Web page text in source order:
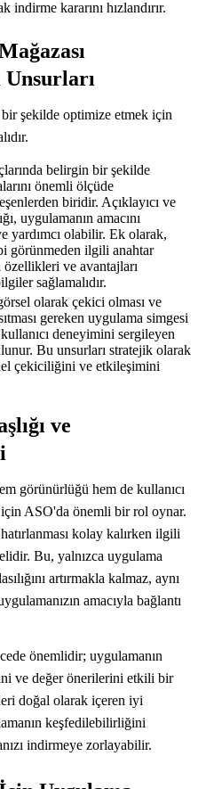
indirme kararını hızlandırır.
Unsurları
şekilde optimize etmek için
belirgin bir şekilde
önemli ölçüde
biridir. Açıklayıcı ve
uygulamanın amacını
yardımcı olabilir. Ek olarak,
görünmeden ilgili anahtar
ve avantajları
sağlamalıdır.
olarak çekici olması ve
gereken uygulama simgesi
deneyimini sergileyen
Bu unsurları stratejik olarak
çekiciliğini ve etkileşimini
ve
görünürlüğü hem de kullanıcı
ASO'da önemli bir rol oynar.
kolay kalırken ilgili
Bu, yalnızca uygulama
artırmakla kalmaz, aynı
amacıyla bağlantı
önemlidir; uygulamanın
ve değer önerilerini etkili bir
doğal olarak içeren iyi
keşfedilebilirliğini
indirmeye zorlayabilir.